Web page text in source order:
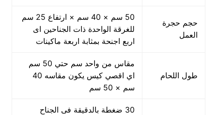
حجم حجرة
العمل
50 سم × 40 سم × ارتفاع 25 سم
للغرقة الواحدة ذات الجناحين اى
اربع اجنحة بمثابة اربعة ماكينات
طول اللحام
مقاس من واحد سم حتي 50 سم
اي اقصي كيس يكون مقاسه 40
سم × 50 سم
30 ضغطة بالدقيقة فى الجناح